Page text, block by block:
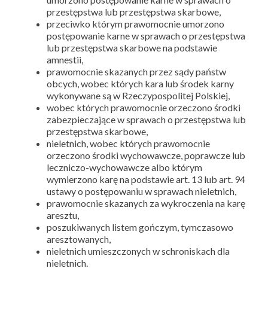
przestępstwa lub przestępstwa skarbowe,
przeciwko którym prawomocnie umorzono
postępowanie karne w sprawach o przestępstwa
lub przestępstwa skarbowe na podstawie
amnestii,
prawomocnie skazanych przez sądy państw
obcych, wobec których kara lub środek karny
wykonywane są w Rzeczypospolitej Polskiej,
wobec których prawomocnie orzeczono środki
zabezpieczające w sprawach o przestępstwa lub
przestępstwa skarbowe,
nieletnich, wobec których prawomocnie
orzeczono środki wychowawcze, poprawcze lub
leczniczo-wychowawcze albo którym
wymierzono karę na podstawie art. 13 lub art. 94
ustawy o postępowaniu w sprawach nieletnich,
prawomocnie skazanych za wykroczenia na karę
aresztu,
poszukiwanych listem gończym, tymczasowo
aresztowanych,
nieletnich umieszczonych w schroniskach dla
nieletnich.